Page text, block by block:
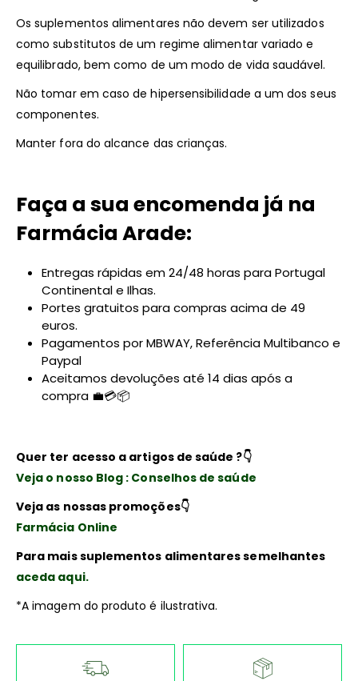
Os suplementos alimentares não devem ser utilizados
como substitutos de um regime alimentar variado e
equilibrado, bem como de um modo de vida saudável.
Não tomar em caso de hipersensibilidade a um dos seus
componentes.
Manter fora do alcance das crianças.
Faça a sua encomenda já na
Farmácia Arade:
Entregas rápidas em 24/48 horas para Portugal
Continental e Ilhas.
Portes gratuitos para compras acima de 49
euros.
Pagamentos por MBWAY, Referência Multibanco e
Paypal
Aceitamos devoluções até 14 dias após a
compra 💼💳📦
Quer ter acesso a artigos de saúde ?👇
Veja o nosso Blog : Conselhos de saúde
Veja as nossas promoções👇
Farmácia Online
Para mais suplementos alimentares semelhantes
aceda aqui.
*A imagem do produto é ilustrativa.